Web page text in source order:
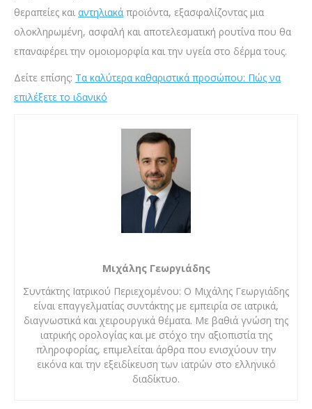
θεραπείες και αντηλιακά προϊόντα, εξασφαλίζοντας μια
ολοκληρωμένη, ασφαλή και αποτελεσματική ρουτίνα που θα
επαναφέρει την ομοιομορφία και την υγεία στο δέρμα τους.
Δείτε επίσης: Τα καλύτερα καθαριστικά προσώπου: Πώς να
επιλέξετε το ιδανικό
Μιχάλης Γεωργιάδης
Συντάκτης Ιατρικού Περιεχομένου: Ο Μιχάλης Γεωργιάδης
είναι επαγγελματίας συντάκτης με εμπειρία σε ιατρικά,
διαγνωστικά και χειρουργικά θέματα. Με βαθιά γνώση της
ιατρικής ορολογίας και με στόχο την αξιοπιστία της
πληροφορίας, επιμελείται άρθρα που ενισχύουν την
εικόνα και την εξειδίκευση των ιατρών στο ελληνικό
διαδίκτυο.